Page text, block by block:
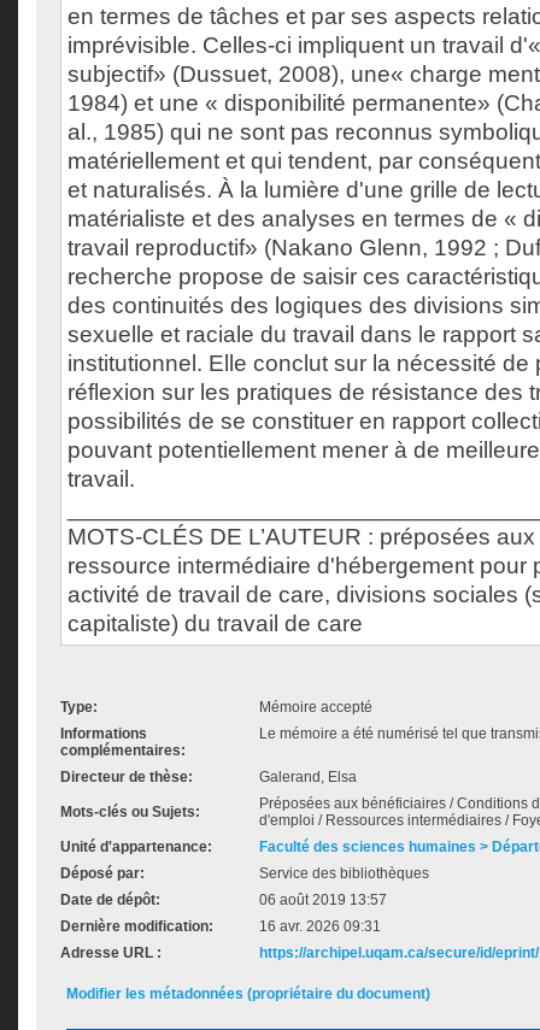
en termes de tâches et par ses aspects
imprévisible. Celles-ci impliquent un travail
subjectif» (Dussuet, 2008), une« charge
1984) et une « disponibilité permanente»
al., 1985) qui ne sont pas reconnus
matériellement et qui tendent, par
et naturalisés. À la lumière d'une grille de
matérialiste et des analyses en termes de «
travail reproductif» (Nakano Glenn, 1992 ;
recherche propose de saisir ces
des continuités des logiques des divisions
sexuelle et raciale du travail dans le rapport
institutionnel. Elle conclut sur la nécessité de
réflexion sur les pratiques de résistance des
possibilités de se constituer en rapport
pouvant potentiellement mener à de
travail.
MOTS-CLÉS DE L’AUTEUR : préposées
ressource intermédiaire d'hébergement pour
activité de travail de care, divisions sociales
capitaliste) du travail de care
Type:
Mémoire accepté
Informations
complémentaires:
Le mémoire a été numérisé tel que
Directeur de thèse: Galerand, Elsa
Mots-clés ou Sujets:
Préposées aux bénéficiaires / Conditions
d'emploi / Ressources intermédiaires /
Unité d'appartenance:
Faculté des sciences humaines >
Déposé par:
Service des bibliothèques
Date de dépôt:
06 août 2019 13:57
Dernière modification:
16 avr. 2026 09:31
Adresse URL :
https://archipel.uqam.ca/secure/id/
Modifier les métadonnées (propriétaire du document)